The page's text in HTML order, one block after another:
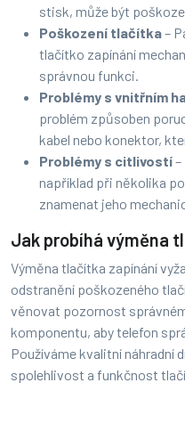
stisk, může být
Poškození tlačítka–
tlačítko zapínání
správnou funkci.
Problémy s vnitřním
problém způsoben
kabel nebo konektor,
Problémy s citlivostí
například při několika
znamenat jeho
Jak probíhá výměna
Výměna tlačítka zapínání
odstranění poškozeného
věnovat pozornost
komponentu, aby telefon
Používáme kvalitní náhradní
spolehlivost a funkčnost